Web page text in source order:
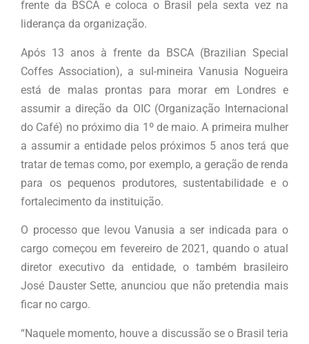
frente da BSCA e coloca o Brasil pela sexta vez na
liderança da organização.
Após 13 anos à frente da BSCA (Brazilian Special
Coffes Association), a sul-mineira Vanusia Nogueira
está de malas prontas para morar em Londres e
assumir a direção da OIC (Organização Internacional
do Café) no próximo dia 1º de maio. A primeira mulher
a assumir a entidade pelos próximos 5 anos terá que
tratar de temas como, por exemplo, a geração de renda
para os pequenos produtores, sustentabilidade e o
fortalecimento da instituição.
O processo que levou Vanusia a ser indicada para o
cargo começou em fevereiro de 2021, quando o atual
diretor executivo da entidade, o também brasileiro
José Dauster Sette, anunciou que não pretendia mais
ficar no cargo.
“Naquele momento, houve a discussão se o Brasil teria